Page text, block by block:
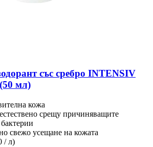
със сребро INTENSIV
мл)
кожа
срещу причиняващите
свежо усещане на кожата
/ л)